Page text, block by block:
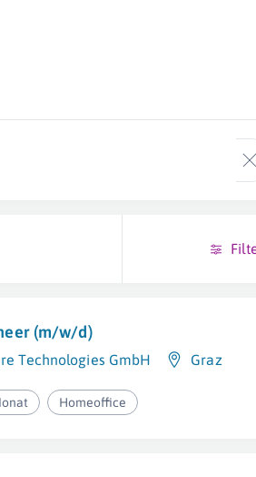
(m/w/d)
Technologies GmbH Graz
Homeoffice